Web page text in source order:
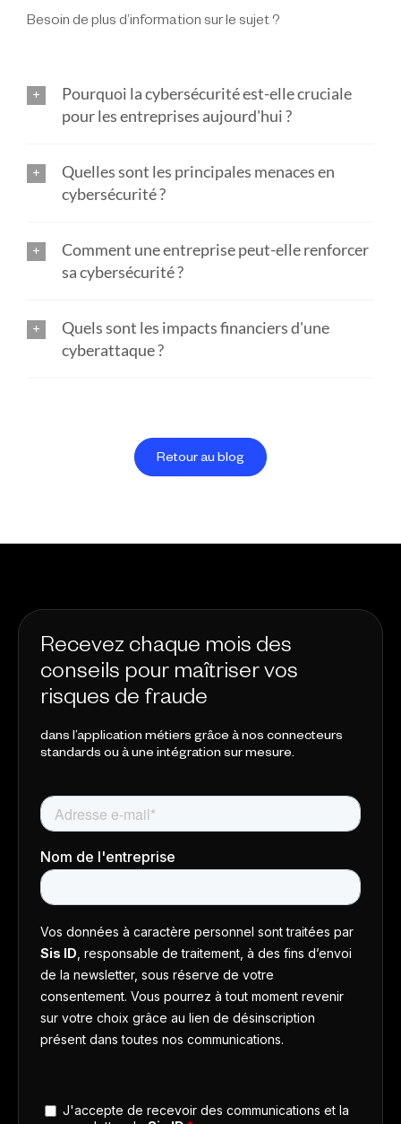
Besoin de plus d’information sur le sujet ?
Pourquoi la cybersécurité est-elle cruciale
pour les entreprises aujourd'hui ?
Quelles sont les principales menaces en
cybersécurité ?
Comment une entreprise peut-elle renforcer
sa cybersécurité ?
Quels sont les impacts financiers d'une
cyberattaque ?
Retour au blog
Recevez chaque mois des
conseils pour maîtriser vos
risques de fraude
dans l’application métiers grâce à nos connecteurs
standards ou à une intégration sur mesure.